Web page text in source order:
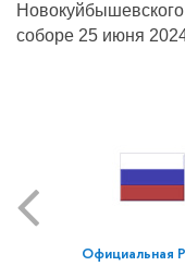
соборе 25 июня
Официальная